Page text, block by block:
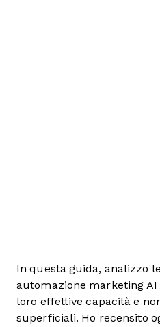
In questa guida, analizzo
automazione marketing
loro effettive capacità e
superficiali. Ho recensito